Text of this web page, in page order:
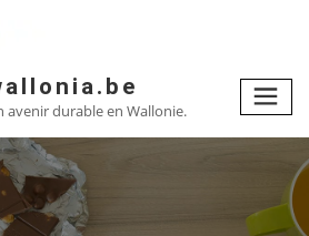
durable en Wallonie.